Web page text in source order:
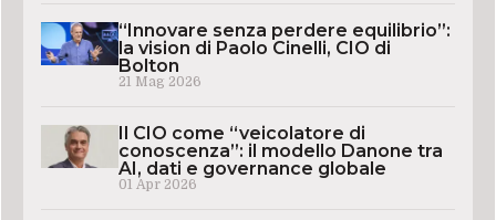
“Innovare senza perdere equilibrio”:
la vision di Paolo Cinelli, CIO di
Bolton
21 Mag 2026
Il CIO come “veicolatore di
conoscenza”: il modello Danone tra
AI, dati e governance globale
01 Apr 2026